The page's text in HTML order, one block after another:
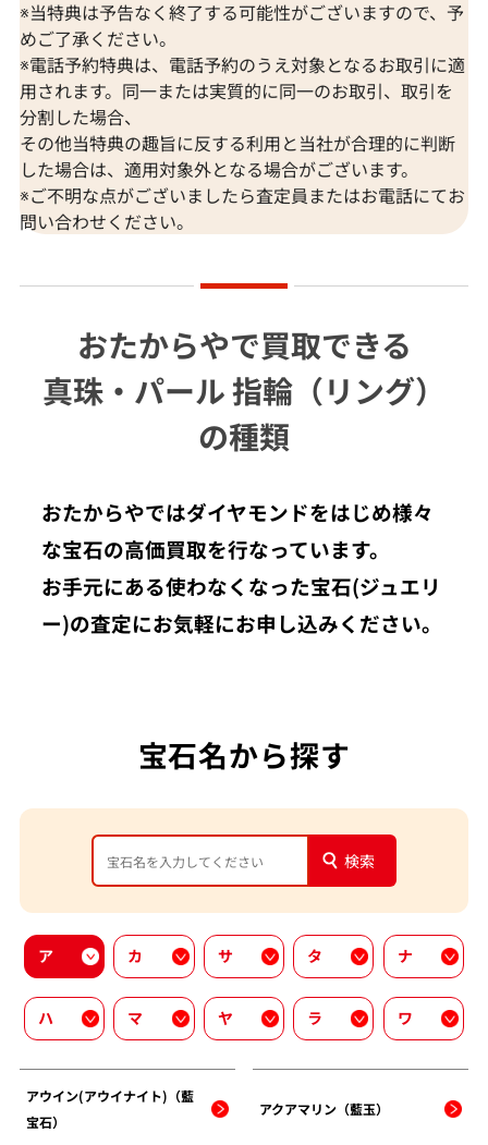
※当特典は予告なく終了する可能性がございますので、予
めご了承ください。
※電話予約特典は、電話予約のうえ対象となるお取引に適
用されます。同一または実質的に同一のお取引、取引を
分割した場合、
その他当特典の趣旨に反する利用と当社が合理的に判断
した場合は、適用対象外となる場合がございます。
※ご不明な点がございましたら査定員またはお電話にてお
問い合わせください。
おたからやで買取できる
真珠・パール 指輪（リング）
の種類
おたからやではダイヤモンドをはじめ様々
な宝石の高価買取を行なっています。
お手元にある使わなくなった宝石(ジュエリ
ー)の査定にお気軽にお申し込みください。
宝石名から探す
検索
ア カ サ タ ナ
ハ マ ヤ ラ ワ
アウイン(アウイナイト)（藍
宝石）
アクアマリン（藍玉）